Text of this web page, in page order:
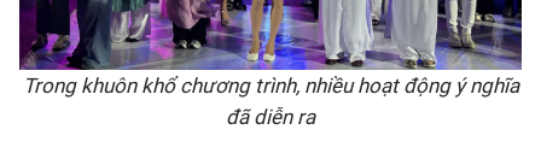
Trong khuôn khổ chương trình, nhiều hoạt động ý nghĩa
đã diễn ra